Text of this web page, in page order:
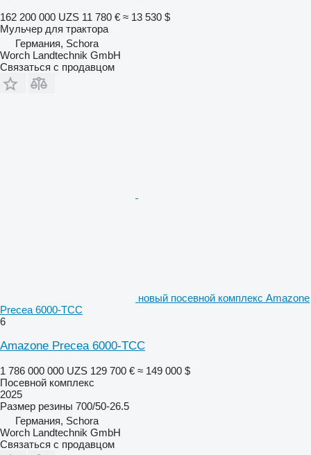
162 200 000 UZS 11 780 € ≈ 13 530 $
Мульчер для трактора
Германия, Schora
Worch Landtechnik GmbH
Связаться с продавцом
новый посевной комплекс Amazone
Precea 6000-TCC
6
Amazone Precea 6000-TCC
1 786 000 000 UZS 129 700 € ≈ 149 000 $
Посевной комплекс
2025
Размер резины 700/50-26.5
Германия, Schora
Worch Landtechnik GmbH
Связаться с продавцом